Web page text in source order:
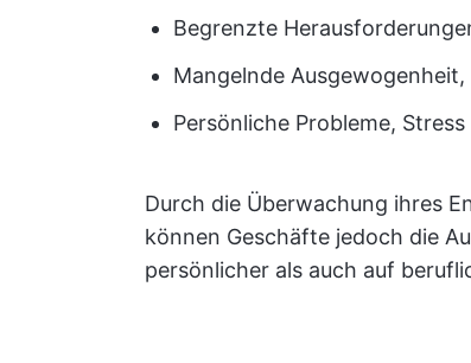
Begrenzte
Mangelnde
Persönliche Probleme,
Durch die Überwachung ihres
können Geschäfte jedoch die
persönlicher als auch auf